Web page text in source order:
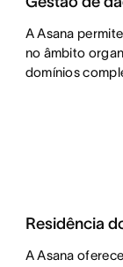
A Asana
no âmbito
domínios
Residência
A Asana